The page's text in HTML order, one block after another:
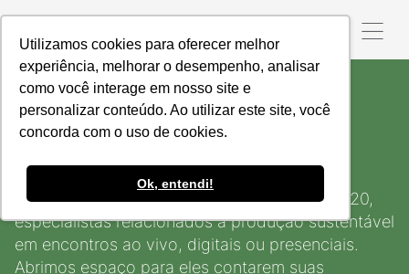
Utilizamos cookies para oferecer melhor
experiência, melhorar o desempenho, analisar
como você interage em nosso site e
personalizar conteúdo. Ao utilizar este site, você
concorda com o uso de cookies.
Ok, entendi!
Vozes
Responsáveis
A série Vozes Responsáveis reúne, desde 2020,
especialistas relacionados à produção sustentável
em encontros ao vivo, digitais ou presenciais.
Abrimos espaço para eles contarem suas